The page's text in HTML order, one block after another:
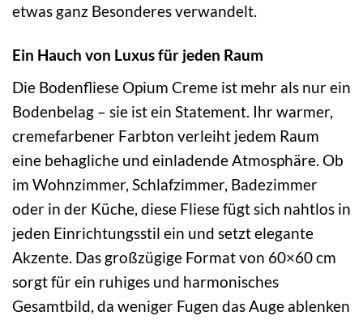
etwas ganz Besonderes verwandelt.
Ein Hauch von Luxus für jeden Raum
Die Bodenfliese Opium Creme ist mehr als nur ein
Bodenbelag – sie ist ein Statement. Ihr warmer,
cremefarbener Farbton verleiht jedem Raum
eine behagliche und einladende Atmosphäre. Ob
im Wohnzimmer, Schlafzimmer, Badezimmer
oder in der Küche, diese Fliese fügt sich nahtlos in
jeden Einrichtungsstil ein und setzt elegante
Akzente. Das großzügige Format von 60×60 cm
sorgt für ein ruhiges und harmonisches
Gesamtbild, da weniger Fugen das Auge ablenken